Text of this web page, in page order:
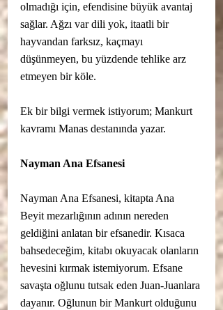
olmadığı için, efendisine büyük avantaj
sağlar. Ağzı var dili yok, itaatli bir
hayvandan farksız, kaçmayı
düşünmeyen, bu yüzdende tehlike arz
etmeyen bir köle.
Ek bir bilgi vermek istiyorum; Mankurt
kavramı Manas destanında yazar.
Nayman Ana Efsanesi
Nayman Ana Efsanesi, kitapta Ana
Beyit mezarlığının adının nereden
geldiğini anlatan bir efsanedir. Kısaca
bahsedeceğim, kitabı okuyacak olanların
hevesini kırmak istemiyorum. Efsane
savaşta oğlunu tutsak eden Juan-Juanlara
dayanır. Oğlunun bir Mankurt olduğunu